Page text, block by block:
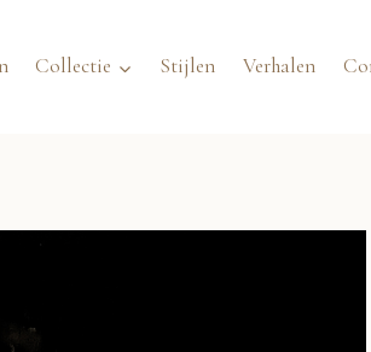
Collectie Stijlen Verhalen